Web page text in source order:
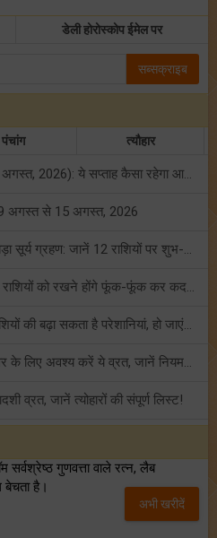
डेली होरोस्कोप ईमेल पर
सब्सक्राइब
पंचांग त्यौहार
टैरो साप्ताहिक राशिफल (09 से 15 अगस्त, 2026): ये सप्ताह कैसा रहेगा आपके लिए? जानें!
अगस्त से 15 अगस्त, 2026
कर्क राशि में लगेगा साल का दूसरा बड़ा सूर्य ग्रहण: जानें 12 राशियों पर शुभ-अशुभ प्रभाव!
कर्क राशि में बुध के प्रवेश से, इन 4 राशियों को रखने होंगे फूंक-फूंक कर कदम!
बुध का कर्क राशि में गोचर: इन 2 राशियों की बढ़ा सकता है परेशानियां, हो जाएं सावधान!
पहला सावन सोमवार व्रत: मनचाहे वर के लिए अवश्य करें ये व्रत, जानें नियम एवं पूजा विधि!
व्रत, जानें त्योहारों की संपूर्ण लिस्ट!
सर्वश्रेष्ठ गुणवत्ता वाले रत्न, लैब
है।
अभी खरीदें